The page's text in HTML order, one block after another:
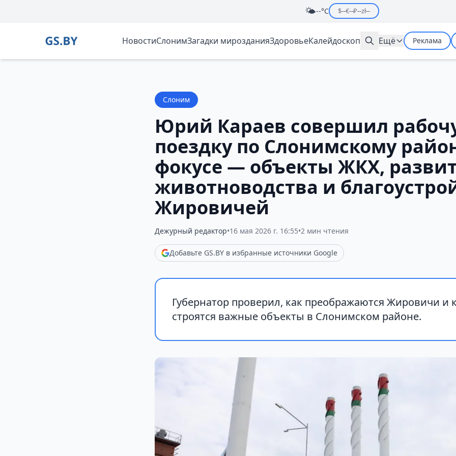
🌤️--°C $--€--₽--zł--
НовостиСлонимЗагадки мирозданияЗдоровьеКалейдоскоп Ещё Реклама
Слоним
Юрий Караев совершил
поездку по Слонимскому
фокусе — объекты ЖКХ,
животноводства и
Жировичей
Дежурный редактор•16 мая 2026 г. 16:55•2 мин чтения
Добавьте GS.BY в избранные источники Google
Губернатор проверил, как преображаются Жировичи и
строятся важные объекты в Слонимском районе.